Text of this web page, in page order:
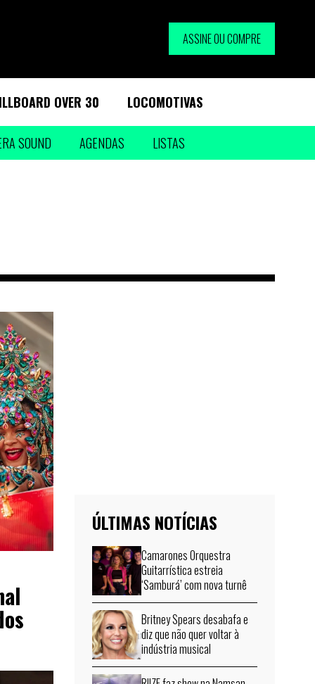
ASSINE OU COMPRE
OVER 30 LOCOMOTIVAS
SOUND AGENDAS LISTAS
ÚLTIMAS NOTÍCIAS
Camarones Orquestra
Guitarrística estreia
‘Samburá’ com nova turnê
Britney Spears desabafa e
diz que não quer voltar à
indústria musical